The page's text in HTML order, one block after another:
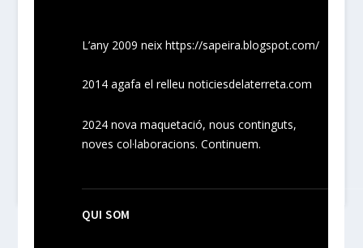
L’any 2009 neixhttps://sapeira.blogspot.com/
2014 agafa el relleu noticiesdelaterreta.com
2024nova maquetació, nouscontinguts,
novescol·laboracions. Continuem.
QUI SOM